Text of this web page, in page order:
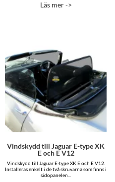
av 5
Läs mer ->
Vindskydd till Jaguar E-type XK
E och E V12
Vindskydd till Jaguar E-type XK E och E V12.
Installeras enkelt i de två skruvarna som finns i
sidopanelen...